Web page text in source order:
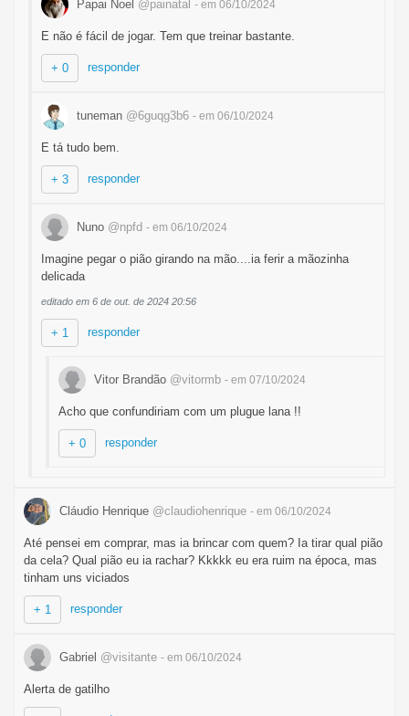
Papai Noel @painatal - em 06/10/2024
E não é fácil de jogar. Tem que treinar bastante.
+ 0 responder
tuneman @6guqg3b6 - em 06/10/2024
E tá tudo bem.
+ 3 responder
Nuno @npfd - em 06/10/2024
Imagine pegar o pião girando na mão....ia ferir a mãozinha
delicada
editado em 6 de out. de 2024 20:56
+ 1 responder
Vitor Brandão @vitormb - em 07/10/2024
Acho que confundiriam com um plugue lana !!
+ 0 responder
Cláudio Henrique @claudiohenrique - em 06/10/2024
Até pensei em comprar, mas ia brincar com quem? Ia tirar qual pião
da cela? Qual pião eu ia rachar? Kkkkk eu era ruim na época, mas
tinham uns viciados
+ 1 responder
Gabriel @visitante - em 06/10/2024
Alerta de gatilho